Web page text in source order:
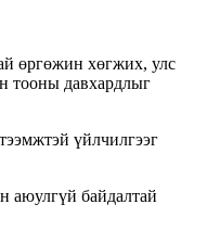
өргөжин хөгжих, улс
тооны давхардлыг
үйлчилгээг
аюулгүй байдалтай